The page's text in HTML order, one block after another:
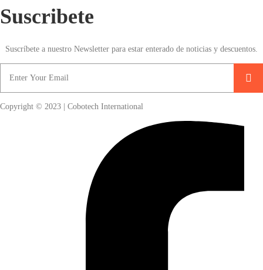
Suscribete
Suscríbete a nuestro Newsletter para estar enterado de noticias y descuentos.
Copyright © 2023 | Cobotech International